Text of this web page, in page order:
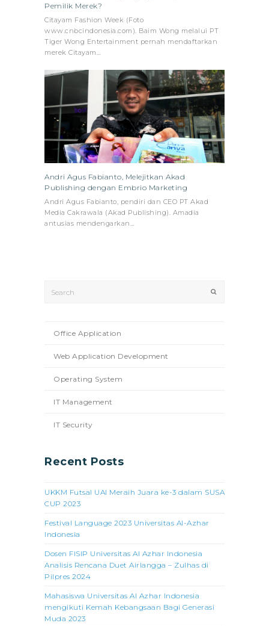
Pemilik Merek?
Citayam Fashion Week (Foto
www.cnbcindonesia.com). Baim Wong melalui PT
Tiger Wong Entertainment pernah mendaftarkan
merek Citayam…
Andri Agus Fabianto, Melejitkan Akad
Publishing dengan Embrio Marketing
Andri Agus Fabianto, pendiri dan CEO PT Akad
Media Cakrawala (Akad Publishing). Amadia
antusias mendengarkan…
Office Application
Web Application Development
Operating System
IT Management
IT Security
Recent Posts
UKKM Futsal UAI Meraih Juara ke-3 dalam SUSA
CUP 2023
Festival Language 2023 Universitas Al-Azhar
Indonesia
Dosen FISIP Universitas Al Azhar Indonesia
Analisis Rencana Duet Airlangga – Zulhas di
Pilpres 2024
Mahasiswa Universitas Al Azhar Indonesia
mengikuti Kemah Kebangsaan Bagi Generasi
Muda 2023